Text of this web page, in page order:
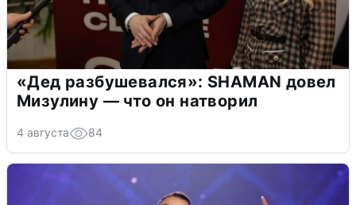
«Дед разбушевался»: SHAMAN довел
Мизулину — что он натворил
4 августа 84